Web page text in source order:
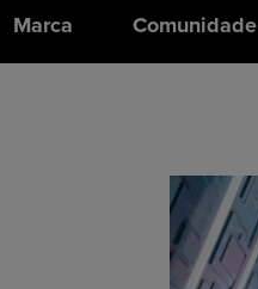
Marca Comunidade